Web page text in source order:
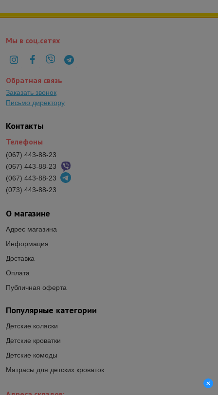
Популярные категории
Детские коляски
Детские кроватки
Детские комоды
Матрасы для детских кроваток
О магазине
Адрес магазина
Информация
Доставка
Оплата
Публичная оферта
Контакты
Телефоны
(067) 443-88-23
(067) 443-88-23
(067) 443-88-23
(073) 443-88-23
Мы в соц.сетях
Обратная связь
Заказать звонок
Письмо директору